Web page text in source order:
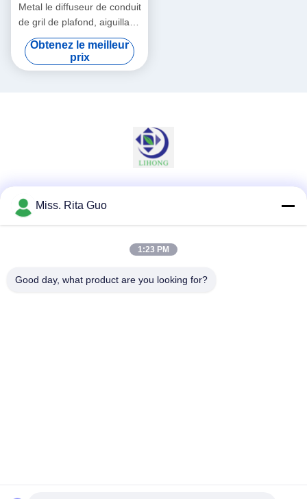
Metal le diffuseur de conduit
de gril de plafond, aiguillage
d'air pour les conduits de
plafond/air à l'intérieur des
bâtiments de nettoyage
Obtenez le meilleur
prix
Les réseaux sociaux
Miss. Rita Guo
1:23 PM
Good day, what product are you looking for?